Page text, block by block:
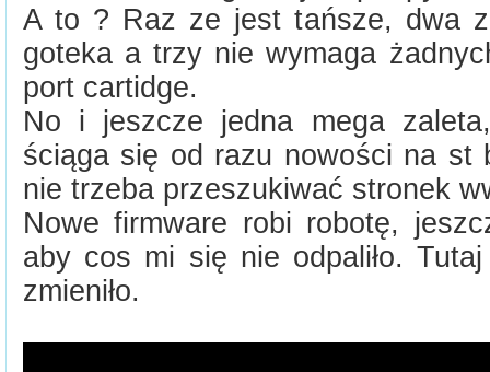
A to ? Raz ze jest tańsze, dwa
goteka a trzy nie wymaga
port cartidge.
No i jeszcze jedna mega
ściąga się od razu nowości na st
nie trzeba przeszukiwać stronek
Nowe firmware robi robotę,
aby cos mi się nie odpaliło.
zmieniło.